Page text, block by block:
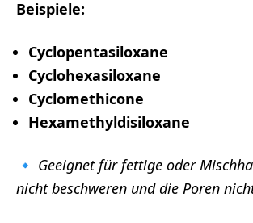
Beispiele:
Cyclopentasiloxane
Cyclohexasiloxane
Cyclomethicone
Hexamethyldisiloxane
🔹 Geeignet für fettige oder
nicht beschweren und die Poren